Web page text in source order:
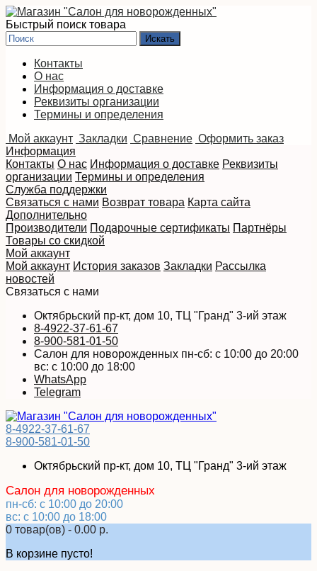
Быстрый поиск товара
Контакты
О нас
Информация о доставке
Реквизиты организации
Термины и определения
Мой аккаунт Закладки Сравнение Оформить заказ
Информация
Контакты О нас Информация о доставке Реквизиты
организации Термины и определения
Служба поддержки
Связаться с нами Возврат товара Карта сайта
Дополнительно
Производители Подарочные сертификаты Партнёры
Товары со скидкой
Мой аккаунт
Мой аккаунт История заказов Закладки Рассылка
новостей
Связаться с нами
Октябрьский пр-кт, дом 10, ТЦ "Гранд" 3-ий этаж
8-4922-37-61-67
8-900-581-01-50
Салон для новорожденных пн-сб: с 10:00 до 20:00
вс: с 10:00 до 18:00
WhatsApp
Telegram
8-4922-37-61-67
8-900-581-01-50
Октябрьский пр-кт, дом 10, ТЦ "Гранд" 3-ий этаж
Салон для новорожденных
пн-сб: с 10:00 до 20:00
вс: с 10:00 до 18:00
0 товар(ов) - 0.00 р.
В корзине пусто!